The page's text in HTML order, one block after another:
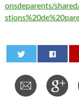
onsdeparents/